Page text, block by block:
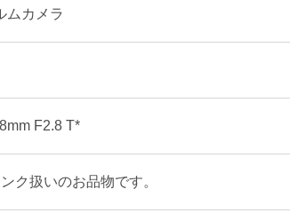
ムカメラ
F2.8 T*
ク扱いのお品物です。